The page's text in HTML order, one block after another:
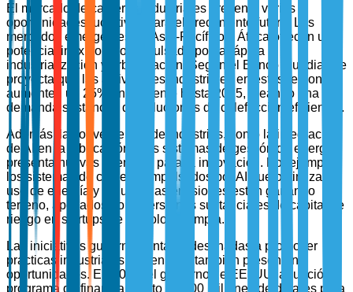
El mercado de calderas industriales presenta varias
oportunidades lucrativas para el crecimiento futuro. Los
mercados emergentes en Asia-Pacífico y África ofrecen un
potencial inexplorado, impulsado por la rápida
industrialización y urbanización. Según el Banco Mundial, se
proyecta que las actividades industriales en estas regiones
aumenten un 25% anualmente hasta 2025, creando una
demanda sustancial de soluciones de calefacción eficientes.
Además, la convergencia de industrias, como la integración
de AI en la fabricación y los sistemas de gestión de energía,
presenta nuevas avenidas para la innovación. Por ejemplo,
los sistemas de calderas impulsados por AI que optimizan el
uso de energía y reducen las emisiones están ganando
terreno, apoyados por inversiones sustanciales de capital de
riesgo en startups de tecnología limpia.
Las iniciativas gubernamentales destinadas a promover
prácticas industriales sostenibles también presentan
oportunidades. En 2023, el gobierno de EE. UU. anunció un
programa de financiamiento de 500 millones de dólares para